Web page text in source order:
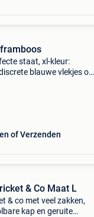
jack roodframboos
staat, xl-kleur:
blauwe vlekjes op
of Verzenden
& Co Maat L
& co met veel zakken,
kap en geruite